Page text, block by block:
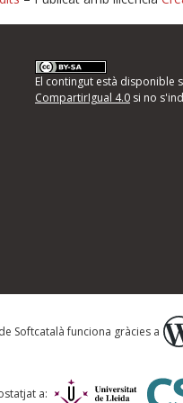
següents i descriviu quina
El contingut està disponible
CompartirIgual 4.0si no
Softcatalà funciona gràcies a
a: